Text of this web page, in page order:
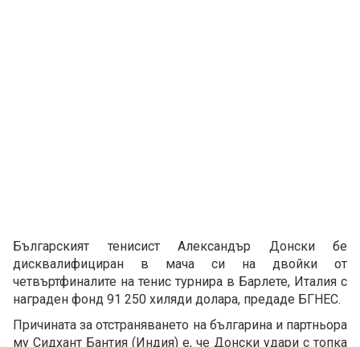
Българският тенисист Александър Донски бе
дисквалифициран в мача си на двойки от
четвъртфиналите на тенис турнира в Барлете, Италия с
награден фонд 91 250 хиляди долара, предаде БГНЕС.
Причината за отстраняването на българина и партньора
му Сидхант Бантия (Индия) е, че Донски удари с топка